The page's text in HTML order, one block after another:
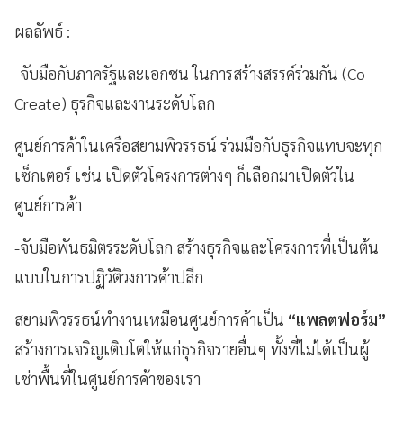
ผลลัพธ์ :
-จับมือกับภาครัฐและเอกชน ในการสร้างสรรค์ร่วมกัน (Co-
Create) ธุรกิจและงานระดับโลก
ศูนย์การค้าในเครือสยามพิวรรธน์ ร่วมมือกับธุรกิจแทบจะทุก
เซ็กเตอร์ เช่น เปิดตัวโครงการต่างๆ ก็เลือกมาเปิดตัวใน
ศูนย์การค้า
-จับมือพันธมิตรระดับโลก สร้างธุรกิจและโครงการที่เป็นต้น
แบบในการปฏิวัติวงการค้าปลีก
สยามพิวรรธน์ทำงานเหมือนศูนย์การค้าเป็น “แพลตฟอร์ม”
สร้างการเจริญเติบโตให้แก่ธุรกิจรายอื่นๆ ทั้งที่ไม่ได้เป็นผู้
เช่าพื้นที่ในศูนย์การค้าของเรา